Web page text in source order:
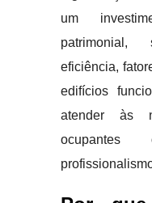
um
eficiência,
edifícios
atender às